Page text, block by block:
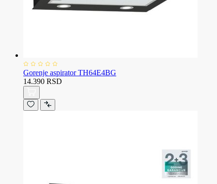
Gorenje aspirator TH64E4BG
14.390 RSD